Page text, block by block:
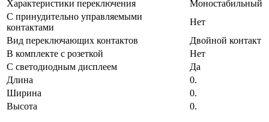
Характеристики переключения
Моностабильный
С принудительно управляемыми
контактами
Нет
Вид переключающих контактов
Двойной контакт
В комплекте с розеткой
Нет
С светодиодным дисплеем
Да
Длина
0.
Ширина
0.
Высота
0.